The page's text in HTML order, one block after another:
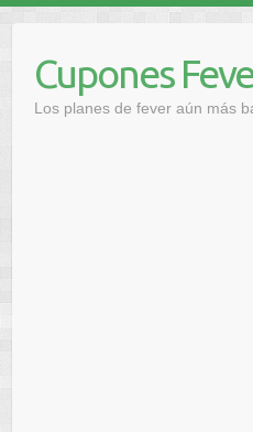
contenidoCupones
Los planes de fever aún más